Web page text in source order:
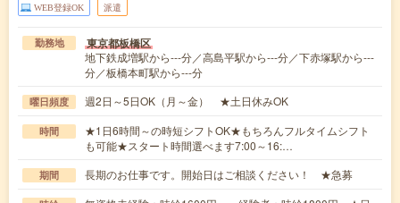
WEB登録OK 派遣
勤務地 東京都板橋区
地下鉄成増駅から---分／高島平駅から---分／下赤塚駅から---
分／板橋本町駅から---分
曜日頻度 週2日～5日OK（月～金） ★土日休みOK
時間
★1日6時間～の時短シフトOK★もちろんフルタイムシフト
も可能★スタート時間選べます7:00～16:…
期間 長期のお仕事です。開始日はご相談ください！ ★急募